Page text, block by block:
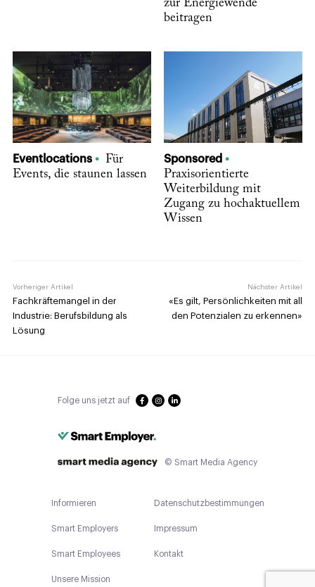
zur Energiewende
beitragen
Eventlocations
Für
Events, die staunen lassen
Sponsored
Praxisorientierte
Weiterbildung mit
Zugang zu hochaktuellem
Wissen
Vorheriger Artikel
Fachkräftemangel in der
Industrie: Berufsbildung als
Lösung
Nächster Artikel
«Es gilt, Persönlichkeiten mit all
den Potenzialen zu erkennen»
Folge uns jetzt auf
© Smart Media Agency
Informieren
Smart Employers
Smart Employees
Unsere Mission
Datenschutzbestimmungen
Impressum
Kontakt